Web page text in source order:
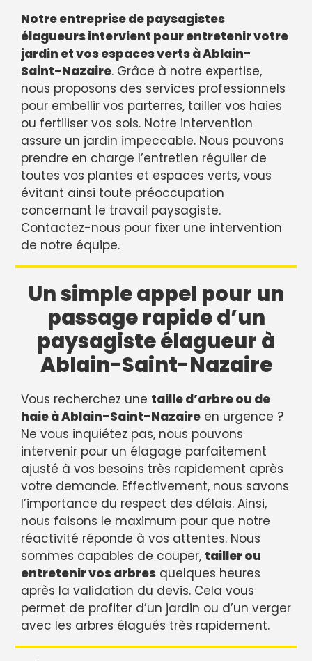
Notre entreprise de paysagistes
élagueurs intervient pour entretenir votre
jardin et vos espaces verts à Ablain-
Saint-Nazaire. Grâce à notre expertise,
nous proposons des services professionnels
pour embellir vos parterres, tailler vos haies
ou fertiliser vos sols. Notre intervention
assure un jardin impeccable. Nous pouvons
prendre en charge l’entretien régulier de
toutes vos plantes et espaces verts, vous
évitant ainsi toute préoccupation
concernant le travail paysagiste.
Contactez-nous pour fixer une intervention
de notre équipe.
Un simple appel pour un
passage rapide d’un
paysagiste élagueur à
Ablain-Saint-Nazaire
Vous recherchez une taille d’arbre ou de
haie à Ablain-Saint-Nazaire en urgence ?
Ne vous inquiétez pas, nous pouvons
intervenir pour un élagage parfaitement
ajusté à vos besoins très rapidement après
votre demande. Effectivement, nous savons
l’importance du respect des délais. Ainsi,
nous faisons le maximum pour que notre
réactivité réponde à vos attentes. Nous
sommes capables de couper, tailler ou
entretenir vos arbres quelques heures
après la validation du devis. Cela vous
permet de profiter d’un jardin ou d’un verger
avec les arbres élagués très rapidement.